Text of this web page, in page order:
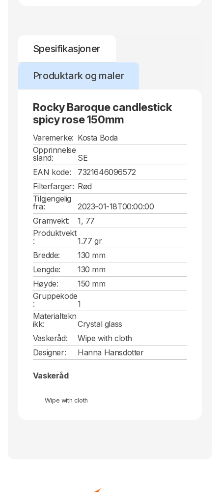
Spesifikasjoner
Produktark og maler
Rocky Baroque candlestick
spicy rose 150mm
Varemerke: Kosta Boda
Opprinnelse
sland:
SE
EAN kode:
7321646096572
Filterfarger: Rød
Tilgjengelig
fra:
2023-01-18T00:00:00
Gramvekt:
1, 77
Produktvekt
:
1.77 gr
Bredde:
130 mm
Lengde:
130 mm
Høyde:
150 mm
Gruppekode
:
1
Materialtekn
ikk:
Crystal glass
Vaskeråd:
Wipe with cloth
Designer:
Hanna Hansdotter
Vaskeråd
Wipe with cloth